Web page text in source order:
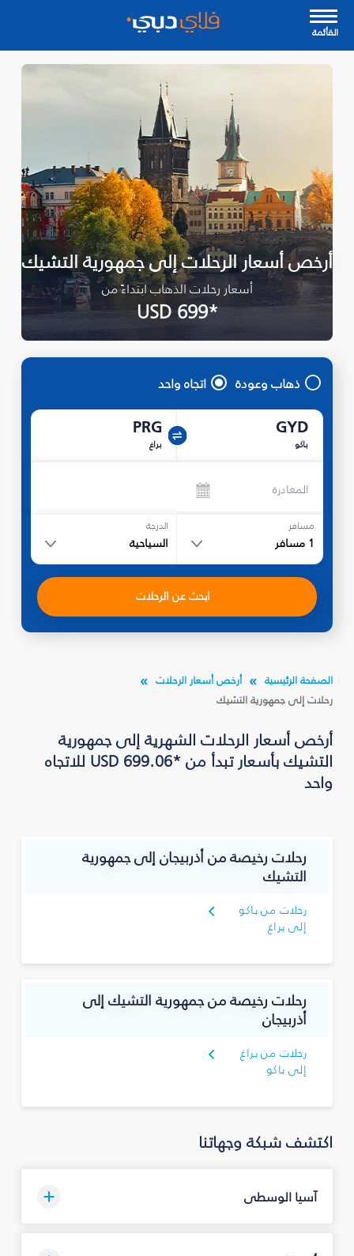
القأئمة
أرخص أسعار الرحلات إلى جمهورية التشيك
أسعار رحلات الذهاب ابتداءً من
*USD 699
ذهاب وعودة اتجاه واحد
GYD
باكو
PRG
براغ
المغادرة
مسافر
1 مسافر
الدرجة
السياحية
ابحث عن الرحلات
الصفحة الرئيسية
أرخص أسعار الرحلات
رحلات إلى جمهورية التشيك
أرخص أسعار الرحلات الشهرية إلى جمهورية
التشيك بأسعار تبدأ من *USD 699.06 للاتجاه
واحد
رحلات رخيصة من أذربيجان إلى جمهورية
التشيك
رحلات من باكو
إلى براغ
رحلات رخيصة من جمهورية التشيك إلى
أذربيجان
رحلات من براغ
إلى باكو
اكتشف شبكة وجهاتنا
آسيا الوسطى